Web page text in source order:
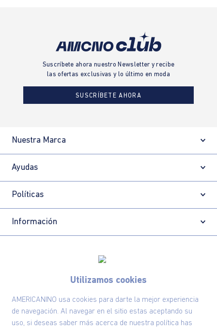
Utilizamos cookies
AMERICANINO usa cookies para darte la mejor experiencia
de navegación. Al navegar en el sitio estas aceptando su
uso, si deseas saber más acerca de nuestra política has
Suscríbete ahora nuestro Newsletter y recibe
las ofertas exclusivas y lo último en moda
SUSCRÍBETE AHORA
Nuestra Marca
Ayudas
Políticas
Información